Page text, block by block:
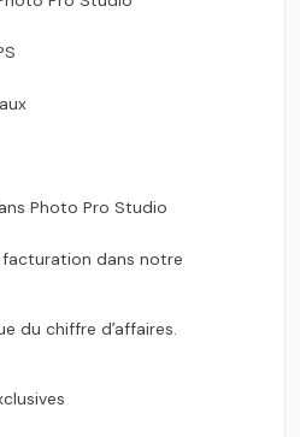
Photo Pro Studio
facturation dans notre
du chiffre dʼaffaires.